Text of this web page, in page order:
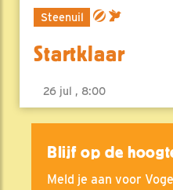
Steenuil
Startklaar
26 jul , 8:00
Blijf op de
Meld je aan voor